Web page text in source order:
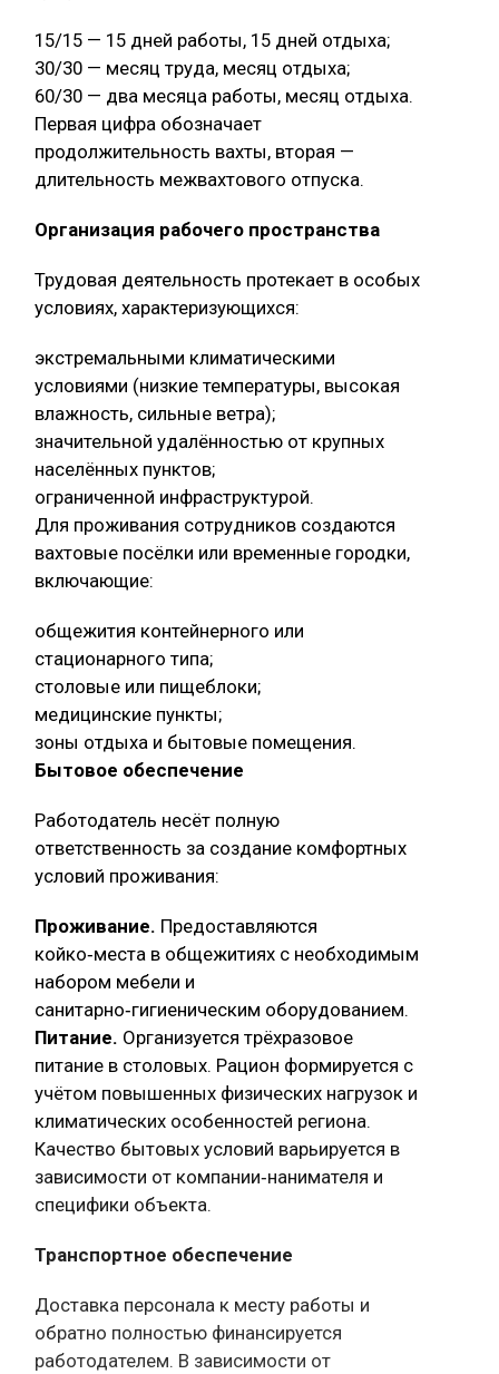
15/15 — 15 дней работы, 15 дней отдыха;
30/30 — месяц труда, месяц отдыха;
60/30 — два месяца работы, месяц отдыха.
Первая цифра обозначает
продолжительность вахты, вторая —
длительность межвахтового отпуска.
Организация рабочего пространства
Трудовая деятельность протекает в особых
условиях, характеризующихся:
экстремальными климатическими
условиями (низкие температуры, высокая
влажность, сильные ветра);
значительной удалённостью от крупных
населённых пунктов;
ограниченной инфраструктурой.
Для проживания сотрудников создаются
вахтовые посёлки или временные городки,
включающие:
общежития контейнерного или
стационарного типа;
столовые или пищеблоки;
медицинские пункты;
зоны отдыха и бытовые помещения.
Бытовое обеспечение
Работодатель несёт полную
ответственность за создание комфортных
условий проживания:
Проживание. Предоставляются
койко‑места в общежитиях с необходимым
набором мебели и
санитарно‑гигиеническим оборудованием.
Питание. Организуется трёхразовое
питание в столовых. Рацион формируется с
учётом повышенных физических нагрузок и
климатических особенностей региона.
Качество бытовых условий варьируется в
зависимости от компании‑нанимателя и
специфики объекта.
Транспортное обеспечение
Доставка персонала к месту работы и
обратно полностью финансируется
работодателем. В зависимости от